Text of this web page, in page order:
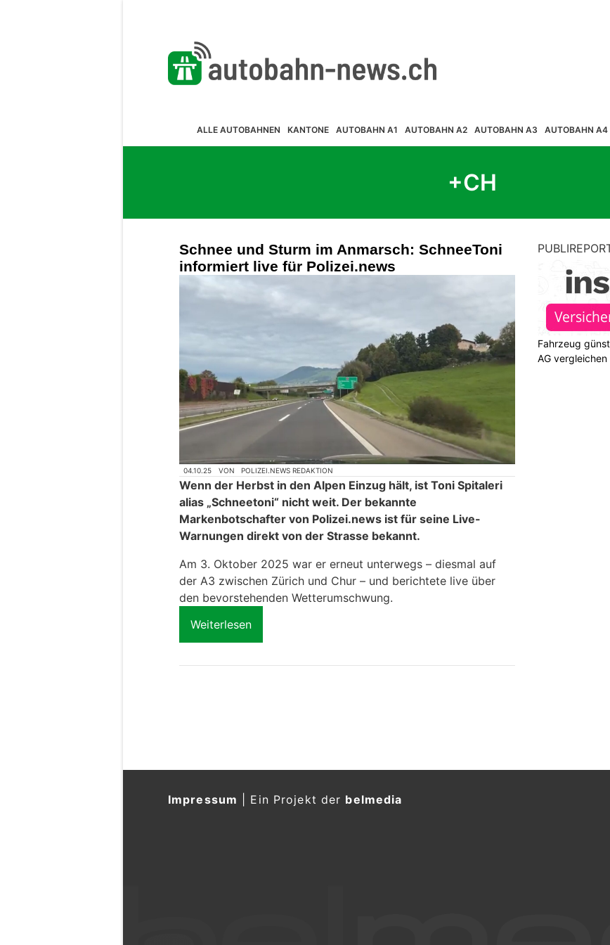
ALLE AUTOBAHNEN KANTONE AUTOBAHN A1 AUTOBAHN A2 AUTOBAHN A3 AUTOBAHN A4
+CH
Schnee und Sturm im Anmarsch: SchneeToni
informiert live für Polizei.news
04.10.25 VON POLIZEI.NEWS REDAKTION
Wenn der Herbst in den Alpen Einzug hält, ist Toni Spitaleri
alias „Schneetoni“ nicht weit. Der bekannte
Markenbotschafter von Polizei.news ist für seine Live-
Warnungen direkt von der Strasse bekannt.
Am 3. Oktober 2025 war er erneut unterwegs – diesmal auf
der A3 zwischen Zürich und Chur – und berichtete live über
den bevorstehenden Wetterumschwung.
Weiterlesen
Fahrzeug
AG vergleichen
Impressum Ein Projekt der belmedia